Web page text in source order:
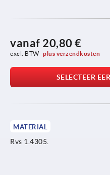
vanaf 20,80 €
excl. BTW plus verzendkosten
SELECTEER
MATERIAL
Rvs 1.4305.